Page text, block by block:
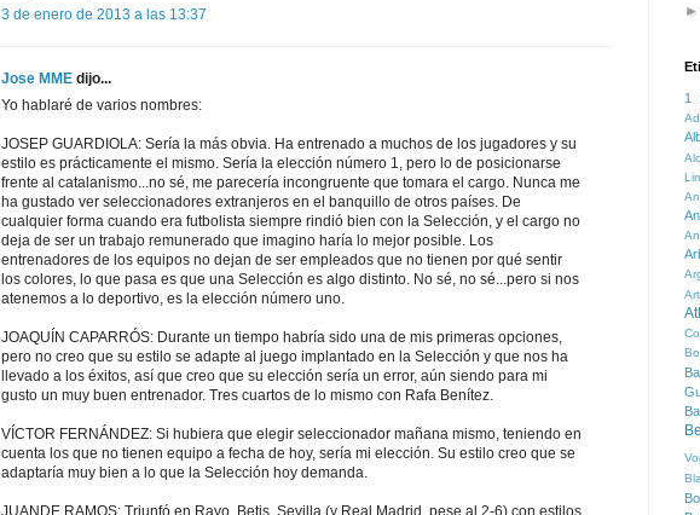
3 de enero de 2013 a las 13:37
Jose MME dijo...
Yo hablaré de varios nombres:
JOSEP GUARDIOLA: Sería la más obvia. Ha entrenado a muchos de los jugadores y su
estilo es prácticamente el mismo. Sería la elección número 1, pero lo de posicionarse
frente al catalanismo...no sé, me parecería incongruente que tomara el cargo. Nunca me
ha gustado ver seleccionadores extranjeros en el banquillo de otros países. De
cualquier forma cuando era futbolista siempre rindió bien con la Selección, y el cargo no
deja de ser un trabajo remunerado que imagino haría lo mejor posible. Los
entrenadores de los equipos no dejan de ser empleados que no tienen por qué sentir
los colores, lo que pasa es que una Selección es algo distinto. No sé, no sé...pero si nos
atenemos a lo deportivo, es la elección número uno.
JOAQUÍN CAPARRÓS: Durante un tiempo habría sido una de mis primeras opciones,
pero no creo que su estilo se adapte al juego implantado en la Selección y que nos ha
llevado a los éxitos, así que creo que su elección sería un error, aún siendo para mi
gusto un muy buen entrenador. Tres cuartos de lo mismo con Rafa Benítez.
VÍCTOR FERNÁNDEZ: Si hubiera que elegir seleccionador mañana mismo, teniendo en
cuenta los que no tienen equipo a fecha de hoy, sería mi elección. Su estilo creo que se
adaptaría muy bien a lo que la Selección hoy demanda.
JUANDE RAMOS: Triunfó en Rayo, Betis, Sevilla (y Real Madrid, pese al 2-6) con estilos
►
1